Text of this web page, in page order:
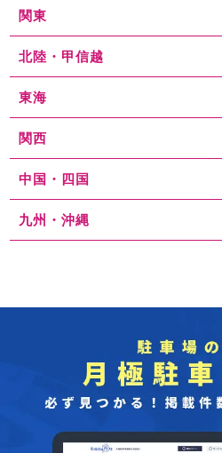
関東
北陸・甲信越
東海
関西
中国・四国
九州・沖縄